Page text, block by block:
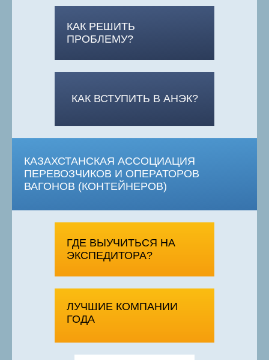
КАК ВСТУПИТЬ В АНЭК?
КАК РЕШИТЬ
ПРОБЛЕМУ?
КАЗАХСТАНСКАЯ АССОЦИАЦИЯ
ПЕРЕВОЗЧИКОВ И ОПЕРАТОРОВ
ВАГОНОВ (КОНТЕЙНЕРОВ)
ГДЕ ВЫУЧИТЬСЯ НА
ЭКСПЕДИТОРА?
ЛУЧШИЕ КОМПАНИИ
ГОДА